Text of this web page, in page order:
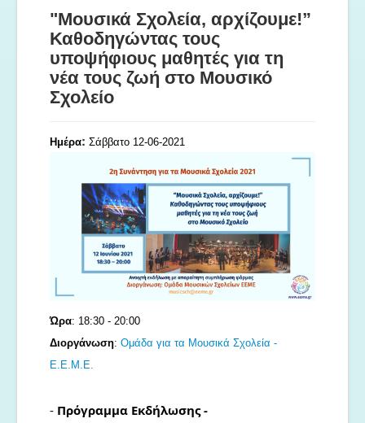
Δωρεάν Υλικό
Εκδόσεις
Ενημέρωση
Συνέδρια
Ευτέρπη
Musapps
"Μουσικά Σχολεία, αρχίζουμε!”
Καθοδηγώντας τους
υποψήφιους μαθητές για τη
νέα τους ζωή στο Μουσικό
Σχολείο
Ημέρα: Σάββατο 12-06-2021
Ώρα: 18:30 - 20:00
Διοργάνωση: Ομάδα για τα Μουσικά Σχολεία -
Ε.Ε.Μ.Ε.
- Πρόγραμμα Εκδήλωσης -